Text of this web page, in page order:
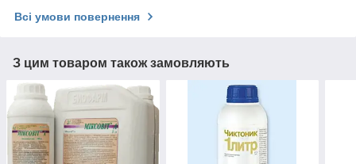
Всі умови повернення
З цим товаром також замовляють